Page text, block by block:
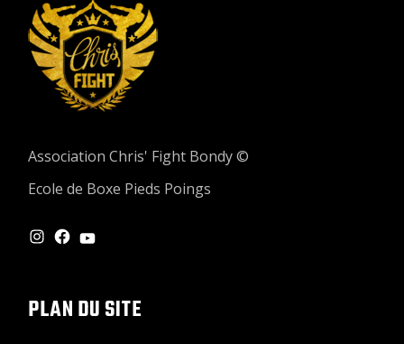
Association Chris' Fight Bondy ©
Ecole de Boxe Pieds Poings
INSTAGRAM
FACEBOOK
YOUTUBE
PLAN DU SITE